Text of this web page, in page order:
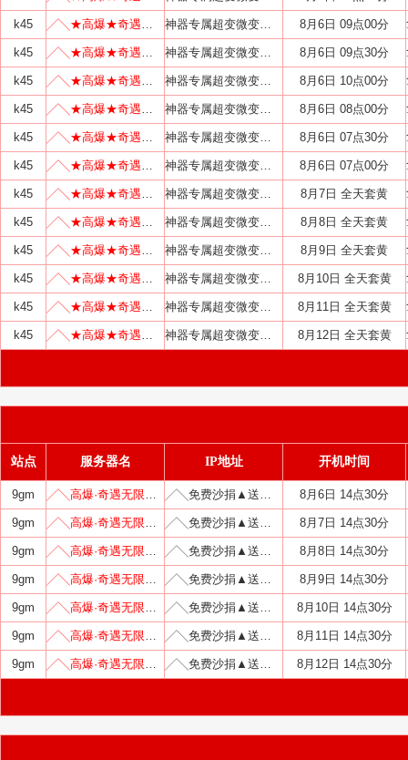
k45 ╱╲★高爆★奇遇无限刀╱╲ 神器专属超变微变迷失火龙 8月6日 09点00分
k45 ╱╲★高爆★奇遇无限刀╱╲ 神器专属超变微变迷失火龙 8月6日 09点30分
k45 ╱╲★高爆★奇遇无限刀╱╲ 神器专属超变微变迷失火龙 8月6日 10点00分
k45 ╱╲★高爆★奇遇无限刀╱╲ 神器专属超变微变迷失火龙 8月6日 08点00分
k45 ╱╲★高爆★奇遇无限刀╱╲ 神器专属超变微变迷失火龙 8月6日 07点30分
k45 ╱╲★高爆★奇遇无限刀╱╲ 神器专属超变微变迷失火龙 8月6日 07点00分
k45 ╱╲★高爆★奇遇无限刀╱╲ 神器专属超变微变迷失火龙 8月7日 全天套黄
k45 ╱╲★高爆★奇遇无限刀╱╲ 神器专属超变微变迷失火龙 8月8日 全天套黄
k45 ╱╲★高爆★奇遇无限刀╱╲ 神器专属超变微变迷失火龙 8月9日 全天套黄
k45 ╱╲★高爆★奇遇无限刀╱╲ 神器专属超变微变迷失火龙 8月10日 全天套黄
k45 ╱╲★高爆★奇遇无限刀╱╲ 神器专属超变微变迷失火龙 8月11日 全天套黄
k45 ╱╲★高爆★奇遇无限刀╱╲ 神器专属超变微变迷失火龙 8月12日 全天套黄
站点 服务器名 IP地址 开机时间
9gm ╱╲高爆·奇遇无限刀╱╲ ╱╲免费沙捐▲送满回馈╱ 8月6日 14点30分
9gm ╱╲高爆·奇遇无限刀╱╲ ╱╲免费沙捐▲送满回馈╱ 8月7日 14点30分
9gm ╱╲高爆·奇遇无限刀╱╲ ╱╲免费沙捐▲送满回馈╱ 8月8日 14点30分
9gm ╱╲高爆·奇遇无限刀╱╲ ╱╲免费沙捐▲送满回馈╱ 8月9日 14点30分
9gm ╱╲高爆·奇遇无限刀╱╲ ╱╲免费沙捐▲送满回馈╱ 8月10日 14点30分
9gm ╱╲高爆·奇遇无限刀╱╲ ╱╲免费沙捐▲送满回馈╱ 8月11日 14点30分
9gm ╱╲高爆·奇遇无限刀╱╲ ╱╲免费沙捐▲送满回馈╱ 8月12日 14点30分